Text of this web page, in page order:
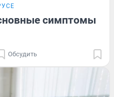
симптомы
Обсудить